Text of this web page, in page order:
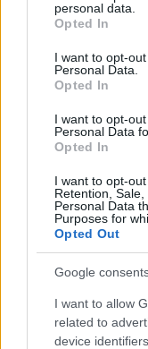
grant or deny
use your data for
consent section.
personal data.
Opted In
I want to opt-
Personal Data.
Opted In
I want to opt-
Personal Data
Opted In
I want to opt-
Retention,
Personal Data
Purposes for
Opted Out
Google
I want to allow
related to
device
minket
arra kérjük, hogy
persze elég sok
meg, akik
játszanak. A fő
tetszik a singer-
vagyunk
már slam poetry-
másodszor
Otis Mensah, aki
fesztiválon is.
szeptemberben
verseskötete, azt
fontos, hogy
feelingbe”, ezért
vonal kimaradt,
határokat, nyitott